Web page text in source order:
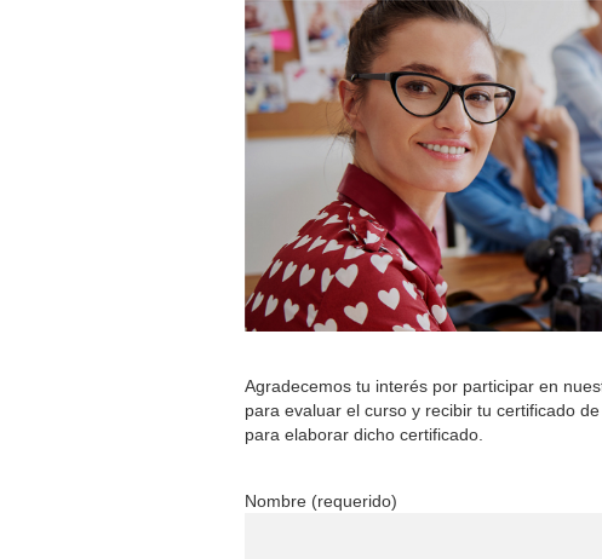
Agradecemos tu interés por participar en
para evaluar el curso y recibir tu certificado
para elaborar dicho certificado.
Nombre (requerido)